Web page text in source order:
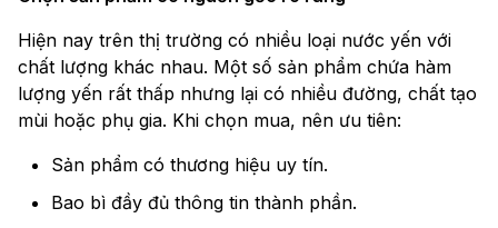
Hiện nay trên thị trường có nhiều loại nước yến với
chất lượng khác nhau. Một số sản phẩm chứa hàm
lượng yến rất thấp nhưng lại có nhiều đường, chất tạo
mùi hoặc phụ gia. Khi chọn mua, nên ưu tiên:
Sản phẩm có thương hiệu uy tín.
Bao bì đầy đủ thông tin thành phần.